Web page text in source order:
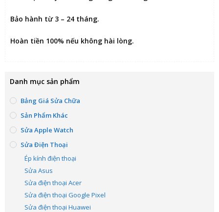
Bảo hành từ 3 – 24 tháng.
Hoàn tiền 100% nếu không hài lòng.
Danh mục sản phẩm
Bảng Giá Sửa Chữa
Sản Phẩm Khác
Sửa Apple Watch
Sửa Điện Thoại
Ép kính điện thoại
Sửa Asus
Sửa điện thoại Acer
Sửa điện thoại Google Pixel
Sửa điện thoại Huawei